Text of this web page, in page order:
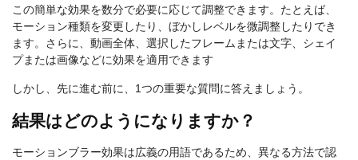
この簡単な効果を数分で必要に応じて調整できます。たとえば、
モーション種類を変更したり、ぼかしレベルを微調整したりでき
ます。さらに、動画全体、選択したフレームまたは文字、シェイ
プまたは画像などに効果を適用できます
しかし、先に進む前に、1つの重要な質問に答えましょう。
結果はどのようになりますか？
モーションブラー効果は広義の用語であるため、異なる方法で認